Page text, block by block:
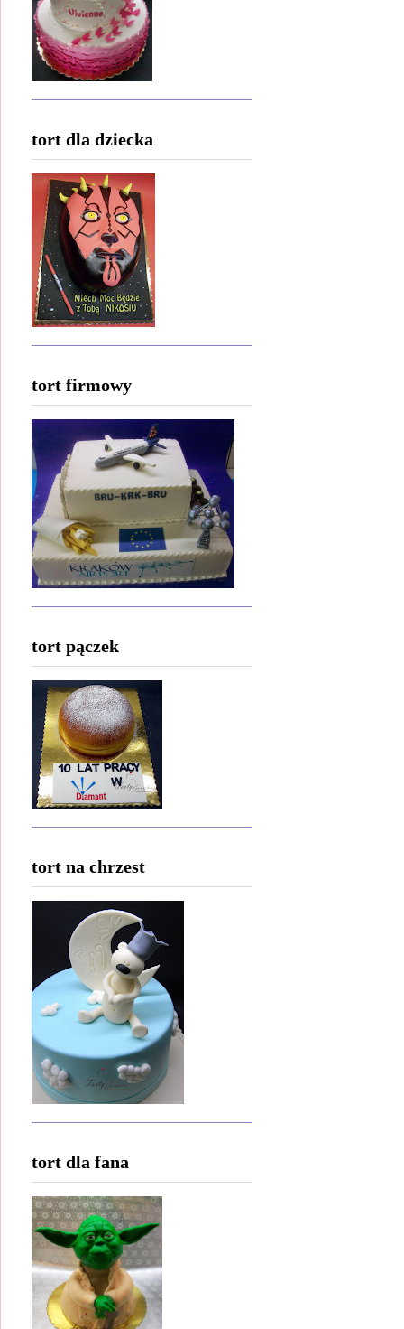
tort dla dziecka
tort firmowy
tort pączek
tort na chrzest
tort dla fana